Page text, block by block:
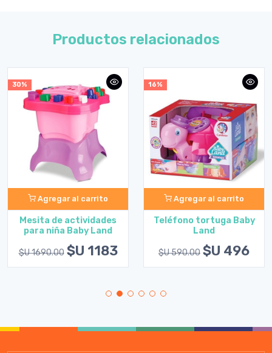
Productos relacionados
30%
Agregar al carrito
Mesita de actividades
para niña Baby Land
$U 1690.00 $U 1183
16%
Agregar al carrito
Teléfono tortuga Baby
Land
$U 590.00 $U 496